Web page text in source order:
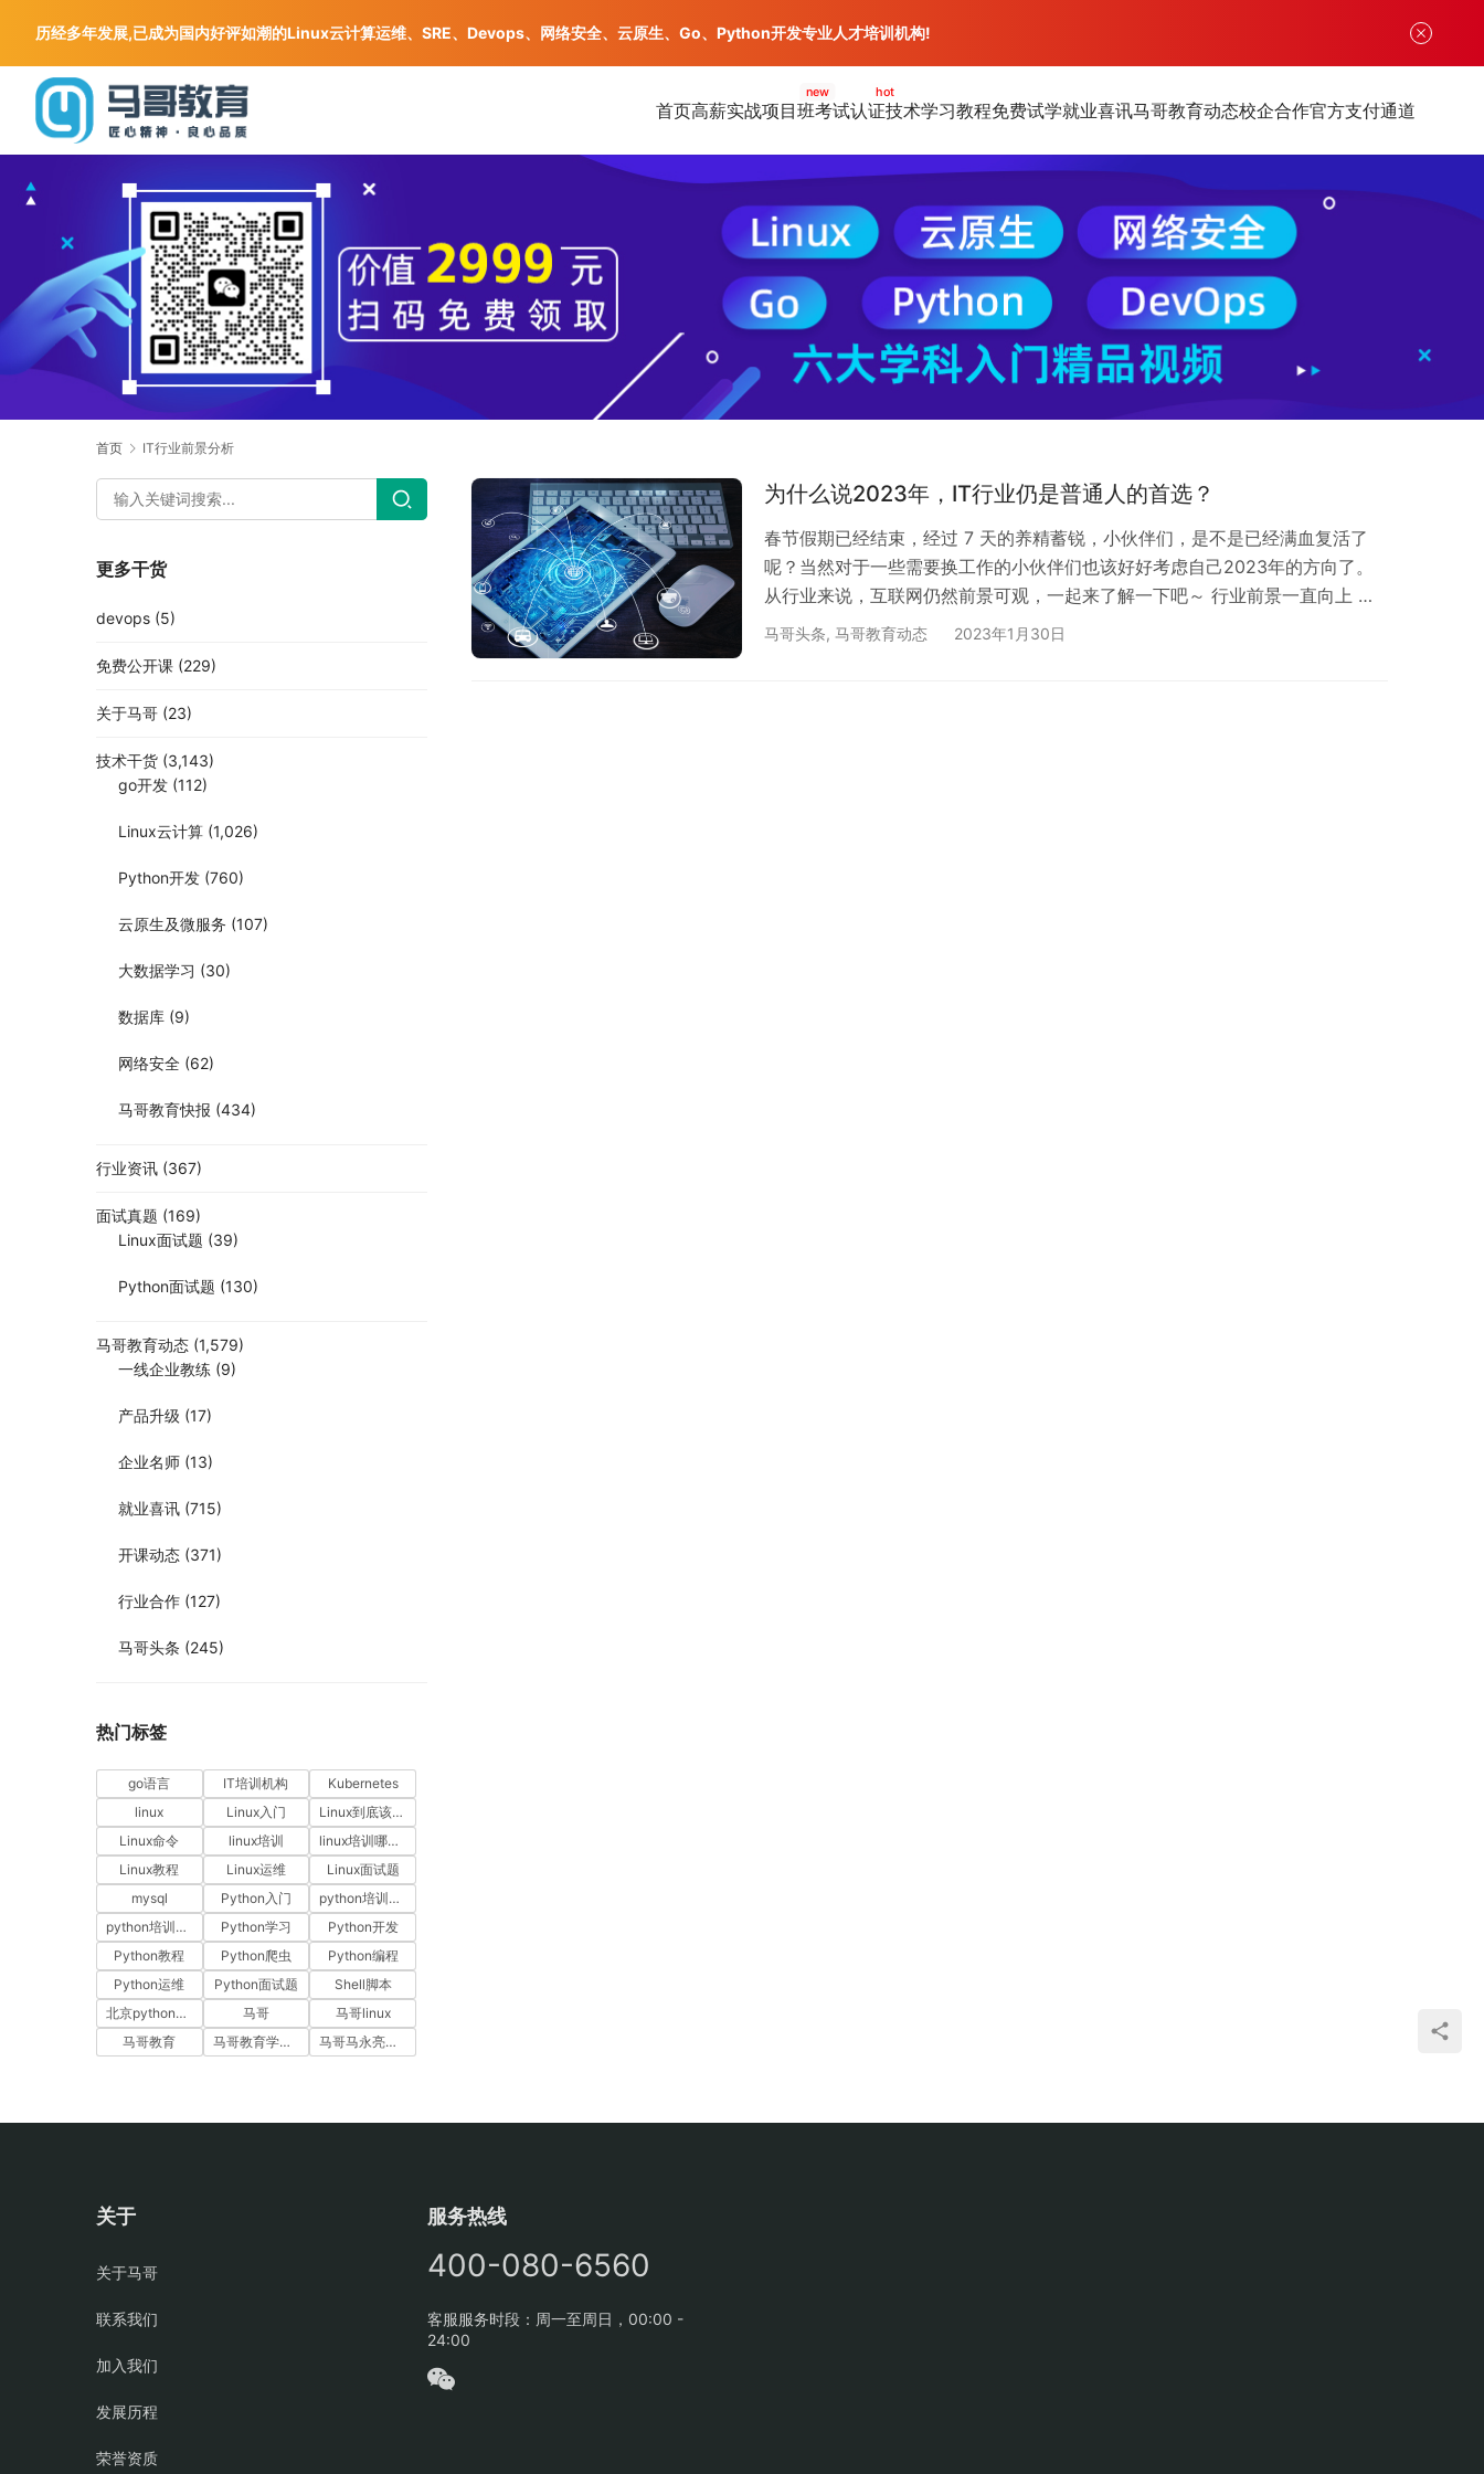
首页高薪实战项目班
new
考试认证
hot
技术学习教程免费试学就业喜讯马哥教育动态校企合作官方支付通道
首页 IT行业前景分析
为什么说2023年，IT行业仍是普通人的首选？
春节假期已经结束，经过 7 天的养精蓄锐，小伙伴们，是不是已经满血复活了
呢？当然对于一些需要换工作的小伙伴们也该好好考虑自己2023年的方向了。
从行业来说，互联网仍然前景可观，一起来了解一下吧～ 行业前景一直向上 近
些年“互联网+”模式不断发展，以信息化带动传统产业的升级中，社会对IT互联网
马哥头条, 马哥教育动态 2023年1月30日
更多干货
devops (5)
免费公开课 (229)
关于马哥 (23)
技术干货 (3,143)
go开发 (112)
Linux云计算 (1,026)
Python开发 (760)
云原生及微服务 (107)
大数据学习 (30)
数据库 (9)
网络安全 (62)
马哥教育快报 (434)
行业资讯 (367)
面试真题 (169)
Linux面试题 (39)
Python面试题 (130)
马哥教育动态 (1,579)
一线企业教练 (9)
产品升级 (17)
企业名师 (13)
就业喜讯 (715)
开课动态 (371)
行业合作 (127)
马哥头条 (245)
热门标签
go语言 IT培训机构
Kubernetes
linux
Linux入门
Linux到底该怎样学？
Linux命令
linux培训
linux培训哪家好
Linux教程
Linux运维
Linux面试题
mysql
Python入门
python培训哪家好
python培训排名
Python学习
Python开发
Python教程
Python爬虫
Python编程
Python运维
Python面试题
Shell脚本
北京python培训
马哥
马哥linux
马哥教育
马哥教育学员故事 马哥马永亮，马哥linux讲师，马哥教育ceo
关于
关于马哥
联系我们
加入我们
发展历程
荣誉资质
服务热线
400-080-6560
客服服务时段：周一至周日，00:00 -
24:00
历经多年发展,已成为国内好评如潮的Linux云计算运维、SRE、Devops、网络安全、云原生、Go、Python开发专业人才培训机构!